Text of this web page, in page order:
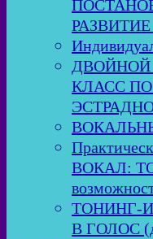
КЛАСС
ВОКАЛ:
ТОНИНГ-
В ГОЛОС